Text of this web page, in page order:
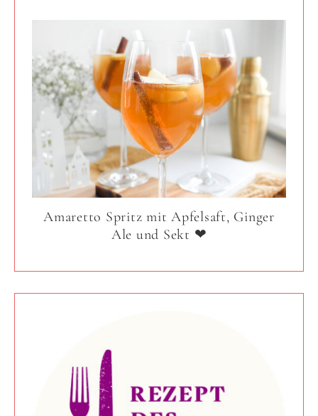
Amaretto Spritz mit Apfelsaft, Ginger
Ale und Sekt ❤